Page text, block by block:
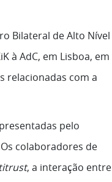
Bilateral de Alto Nível
à AdC, em Lisboa, em
relacionadas com a
pelo
colaboradores de
, a interação entre